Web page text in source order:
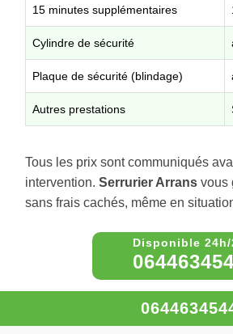
15 minutes supplémentaires
Cylindre de sécurité
Plaque de sécurité (blindage)
Autres prestations
Tous les prix sont communiqués
intervention. Serrurier Arrans vous
sans frais cachés, même en